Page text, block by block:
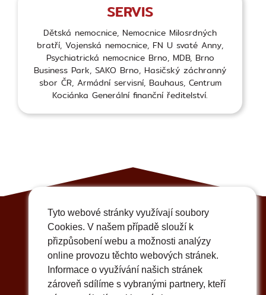
Tyto webové stránky využívají soubory
Cookies. V našem případě slouží k
přizpůsobení webu a možnosti analýzy
online provozu těchto webových stránek.
Informace o využívání našich stránek
zároveň sdílíme s vybranými partnery, kteří
SERVIS
Dětská nemocnice, Nemocnice Milosrdných
bratří, Vojenská nemocnice, FN U svaté Anny,
Psychiatrická nemocnice Brno, MDB, Brno
Business Park, SAKO Brno, Hasičský záchranný
sbor ČR, Armádní servisní, Bauhaus, Centrum
Kociánka Generální finanční ředitelství.